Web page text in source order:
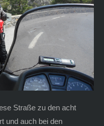
Straße zu den acht
und auch bei den